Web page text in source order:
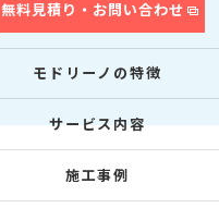
無料見積り・お問い合わせ
モドリーノの特徴
サービス内容
施工事例